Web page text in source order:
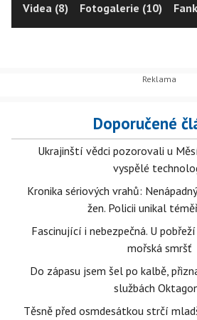
Videa (8) Fotogalerie (10)
Doporučené
Ukrajinští vědci pozorovali u
vyspělé
Kronika sériových vrahů:
žen. Policii unikal
Fascinující i nebezpečná. U
mořská smršť
Do zápasu jsem šel po kalbě,
službách
Těsně před osmdesátkou strčí